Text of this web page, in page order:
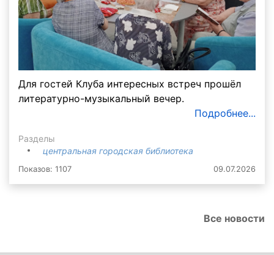
Для гостей Клуба интересных встреч прошёл
литературно-музыкальный вечер.
Подробнее...
Разделы
центральная городская библиотека
Показов: 1107 09.07.2026
Все новости